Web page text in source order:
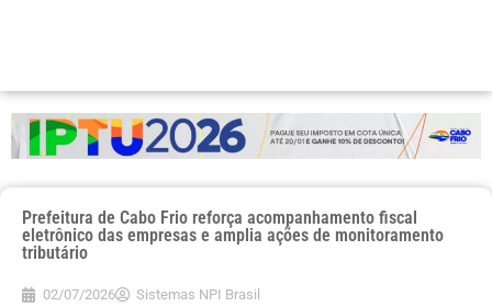
Prefeitura de Cabo Frio reforça acompanhamento fiscal
eletrônico das empresas e amplia ações de monitoramento
tributário
02/07/2026 Sistemas NPI Brasil